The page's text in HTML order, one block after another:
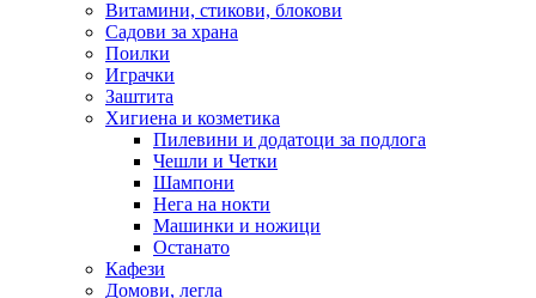
Витамини, стикови, блокови
Садови за храна
Поилки
Играчки
Заштита
Хигиена и козметика
Пилевини и додатоци за подлога
Чешли и Четки
Шампони
Нега на нокти
Машинки и ножици
Останато
Кафези
Домови, легла